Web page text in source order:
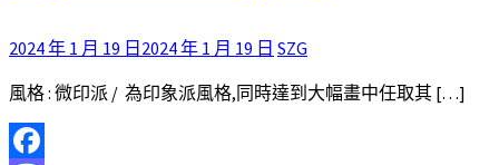
2024 年 1 月 19 日 2024 年 1 月 19 日 SZG
風格 : 微印派 / 為印象派風格,同時達到大幅畫中任取其 […]